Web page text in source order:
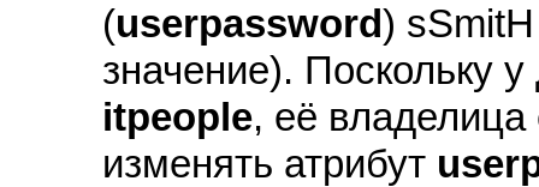
(userpassword)
значение). Поскольку
itpeople, её
изменять атрибут